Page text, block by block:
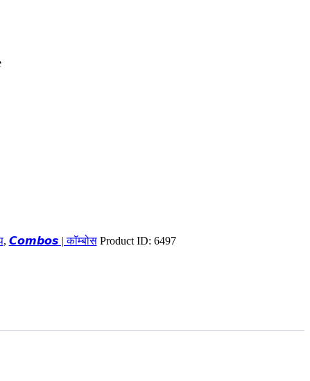
, 𝘾𝙤𝙢𝙗𝙤𝙨 | कॉम्बोस Product ID: 6497